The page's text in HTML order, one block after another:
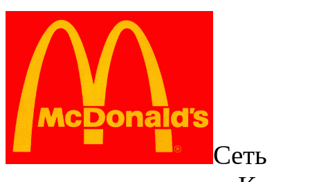
Сеть